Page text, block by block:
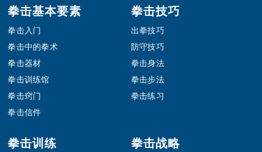
Footer
拳击基本要素
拳击入门
拳击中的拳术
拳击器材
拳击训练馆
拳击窍门
拳击信件
拳击技巧
出拳技巧
防守技巧
拳击身法
拳击步法
拳击练习
拳击训练 拳击战略